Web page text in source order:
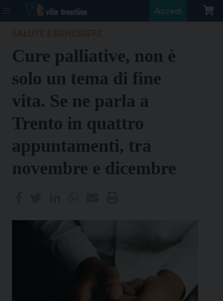
Accedi
Cure palliative, non è
solo un tema di fine
vita. Se ne parla a
Trento in quattro
appuntamenti, tra
novembre e dicembre